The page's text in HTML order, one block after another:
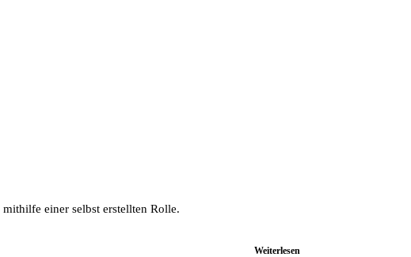
einer selbst erstellten Rolle.
Weiterlesen